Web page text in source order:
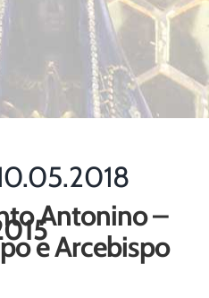
Antonino –
e Arcebispo